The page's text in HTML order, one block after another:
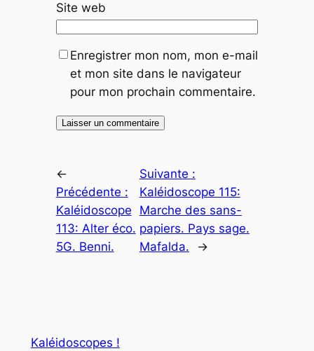
Site web
Enregistrer mon nom, mon e-mail
et mon site dans le navigateur
pour mon prochain commentaire.
←
Précédente :
Kaléidoscope
113: Alter éco.
5G. Benni.
Suivante :
Kaléidoscope 115:
Marche des sans-
papiers. Pays sage.
Mafalda.
→
Kaléidoscopes !